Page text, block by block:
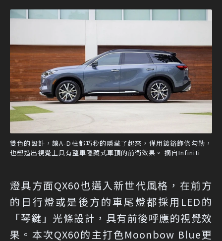
雙色的設計，讓A-D柱都巧秒的隱藏了起來，僅用鍍鉻飾條勾勒，
也塑造出視覺上具有整車隱藏式車頂的前衛效果。 摘自Infiniti
燈具方面QX60也邁入新世代風格，在前方
的日行燈或是後方的車尾燈都採用LED的
「琴鍵」光條設計，具有前後呼應的視覺效
果。本次QX60的主打色Moonbow Blue更